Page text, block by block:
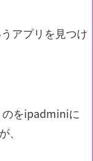
アプリを見つけ
のをipadminiに